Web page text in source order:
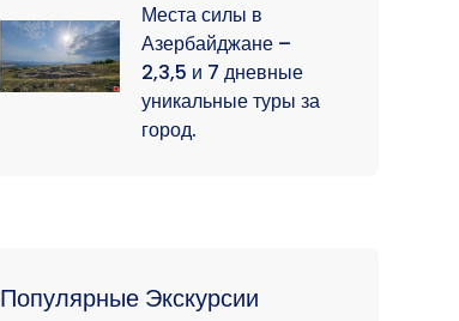
Места силы в
Азербайджане –
2,3,5 и 7 дневные
уникальные туры за
город.
Популярные Экскурсии